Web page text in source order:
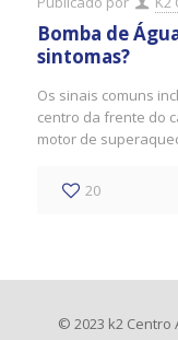
Bomba de
sintomas?
Os sinais comuns
centro da frente do
motor de
20
© 2023 k2